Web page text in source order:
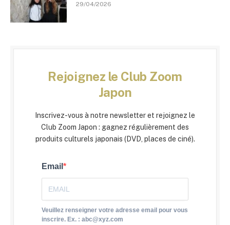
29/04/2026
Rejoignez le Club Zoom
Japon
Inscrivez-vous à notre newsletter et rejoignez le
Club Zoom Japon : gagnez régulièrement des
produits culturels japonais (DVD, places de ciné).
Email
Veuillez renseigner votre adresse email pour vous
inscrire. Ex. : abc@xyz.com